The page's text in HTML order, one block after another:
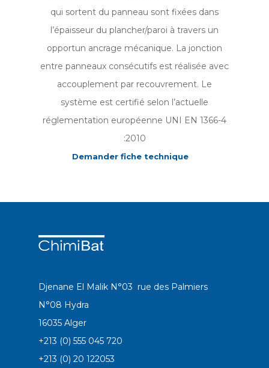
qui sortent du panneau sont fixées dans
l’épaisseur du plancher/paroi à travers un
opportun ancrage mécanique. La jonction
entre panneaux consécutifs est réalisée avec
accouplement par recouvrement. Le
système est certifié selon l’actuelle
réglementation européenne UNI EN 1366-4
:2010
Demander fiche technique
Djenane El Malik N°03 rue des Palmiers
N°08 Hydra
16035 Alger
+213 (0) 555 045 720
+213 (0) 20 122053